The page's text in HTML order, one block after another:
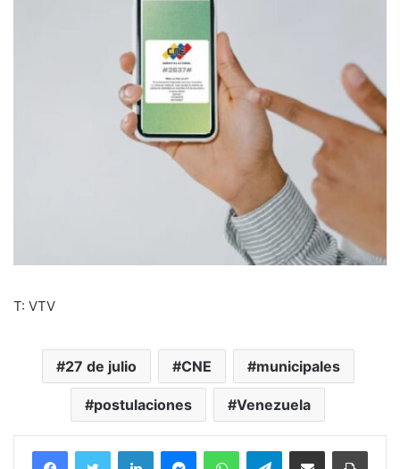
T: VTV
27 de julio CNE municipales
postulaciones Venezuela
FacebookTwitter LinkedInMessengerWhatsAppTelegramCompartir por correo electrónico